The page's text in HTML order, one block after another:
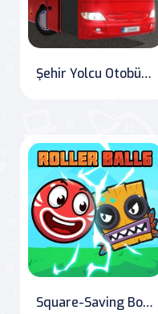
Şehir Yolcu Otobüs Simülatörü Otobüs Sürme 3D
Square-Saving Bounce: Roller Ball Adventure